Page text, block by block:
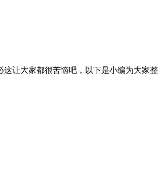
让大家都很苦恼吧，以下是小编为大家整